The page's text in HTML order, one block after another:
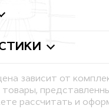
зависит от
товары,
рассчитать и